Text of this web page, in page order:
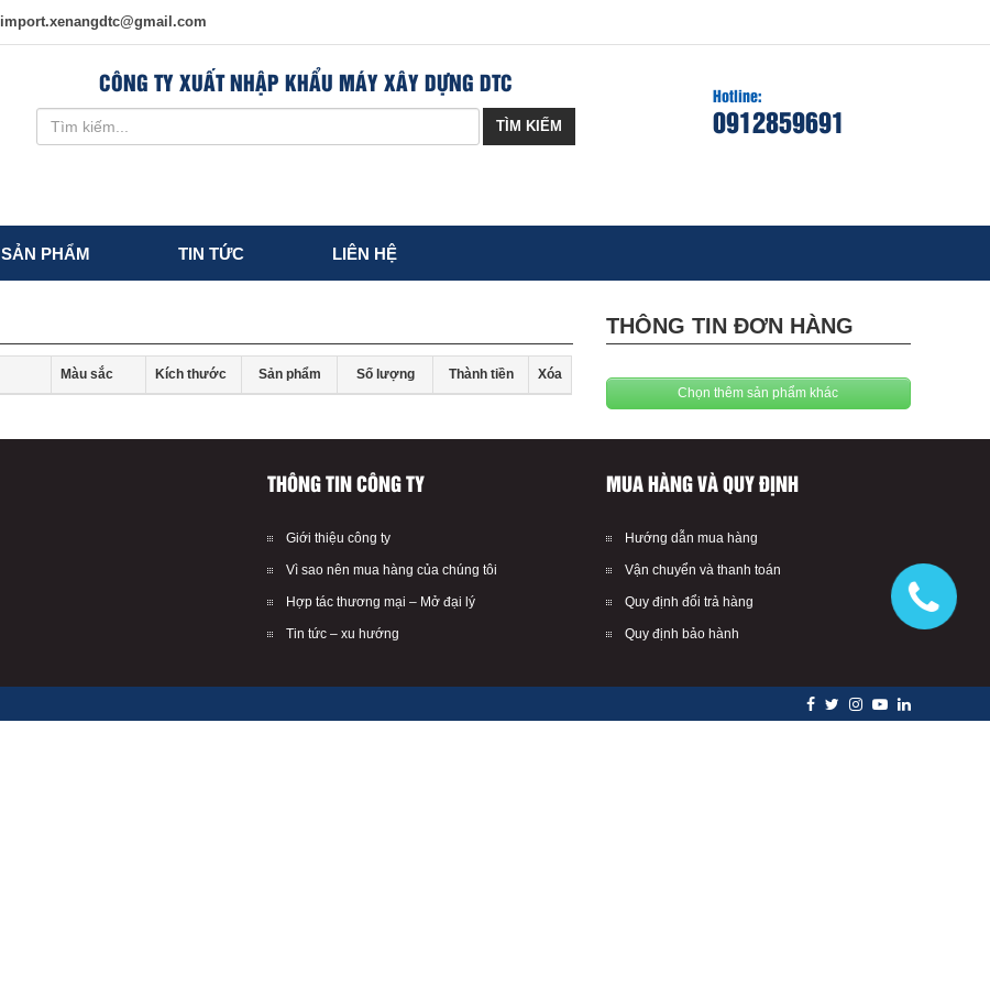
import.xenangdtc@gmail.com
CÔNG TY XUẤT NHẬP KHẨU MÁY XÂY DỰNG DTC
TÌM KIẾM
Hotline:
0912859691
SẢN PHẨM TIN TỨC LIÊN HỆ
Màu sắc Kích thước Sản phẩm Số lượng Thành tiền Xóa
THÔNG TIN ĐƠN HÀNG
Chọn thêm sản phẩm khác
THÔNG TIN CÔNG TY
Giới thiệu công ty
Vì sao nên mua hàng của chúng tôi
Hợp tác thương mại – Mở đại lý
Tin tức – xu hướng
MUA HÀNG VÀ QUY ĐỊNH
Hướng dẫn mua hàng
Vận chuyển và thanh toán
Quy định đổi trả hàng
Quy định bảo hành